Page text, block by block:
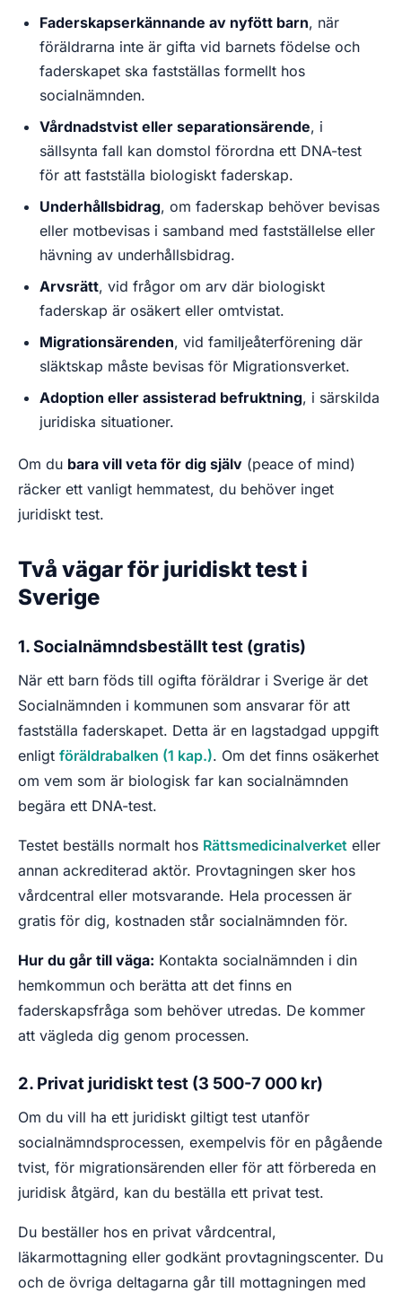
Faderskapserkännande av nyfött barn, när
föräldrarna inte är gifta vid barnets födelse och
faderskapet ska fastställas formellt hos
socialnämnden.
Vårdnadstvist eller separationsärende, i
sällsynta fall kan domstol förordna ett DNA-test
för att fastställa biologiskt faderskap.
Underhållsbidrag, om faderskap behöver bevisas
eller motbevisas i samband med fastställelse eller
hävning av underhållsbidrag.
Arvsrätt, vid frågor om arv där biologiskt
faderskap är osäkert eller omtvistat.
Migrationsärenden, vid familjeåterförening där
släktskap måste bevisas för Migrationsverket.
Adoption eller assisterad befruktning, i särskilda
juridiska situationer.
Om du bara vill veta för dig själv (peace of mind)
räcker ett vanligt hemmatest, du behöver inget
juridiskt test.
Två vägar för juridiskt test i
Sverige
1. Socialnämndsbeställt test (gratis)
När ett barn föds till ogifta föräldrar i Sverige är det
Socialnämnden i kommunen som ansvarar för att
fastställa faderskapet. Detta är en lagstadgad uppgift
enligt föräldrabalken (1 kap.). Om det finns osäkerhet
om vem som är biologisk far kan socialnämnden
begära ett DNA-test.
Testet beställs normalt hos Rättsmedicinalverket eller
annan ackrediterad aktör. Provtagningen sker hos
vårdcentral eller motsvarande. Hela processen är
gratis för dig, kostnaden står socialnämnden för.
Hur du går till väga: Kontakta socialnämnden i din
hemkommun och berätta att det finns en
faderskapsfråga som behöver utredas. De kommer
att vägleda dig genom processen.
2. Privat juridiskt test (3 500-7 000 kr)
Om du vill ha ett juridiskt giltigt test utanför
socialnämndsprocessen, exempelvis för en pågående
tvist, för migrationsärenden eller för att förbereda en
juridisk åtgärd, kan du beställa ett privat test.
Du beställer hos en privat vårdcentral,
läkarmottagning eller godkänt provtagningscenter. Du
och de övriga deltagarna går till mottagningen med